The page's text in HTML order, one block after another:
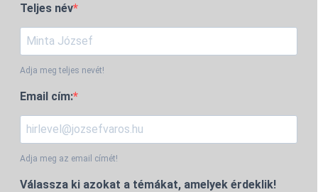
Teljes név
Adja meg teljes nevét!
Email cím:
Adja meg az email címét!
Válassza ki azokat a témákat, amelyek érdeklik!